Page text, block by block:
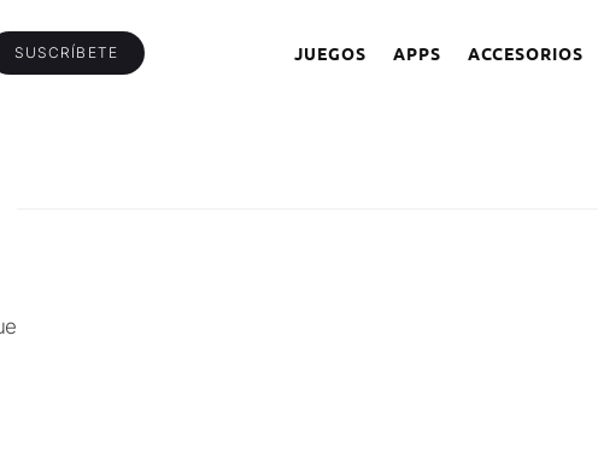
SUSCRÍBETE JUEGOS APPS ACCESORIOS